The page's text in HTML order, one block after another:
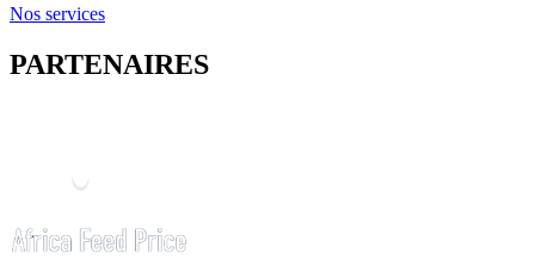
Nos services
PARTENAIRES